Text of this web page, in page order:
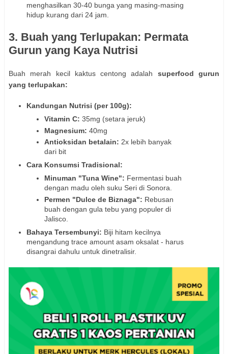
menghasilkan 30-40 bunga yang masing-masing
hidup kurang dari 24 jam.
3. Buah yang Terlupakan: Permata
Gurun yang Kaya Nutrisi
Buah merah kecil kaktus centong adalah superfood gurun
yang terlupakan:
Kandungan Nutrisi (per 100g):
Vitamin C: 35mg (setara jeruk)
Magnesium: 40mg
Antioksidan betalain: 2x lebih banyak
dari bit
Cara Konsumsi Tradisional:
Minuman "Tuna Wine": Fermentasi buah
dengan madu oleh suku Seri di Sonora.
Permen "Dulce de Biznaga": Rebusan
buah dengan gula tebu yang populer di
Jalisco.
Bahaya Tersembunyi: Biji hitam kecilnya
mengandung trace amount asam oksalat - harus
disangrai dahulu untuk dinetralisir.